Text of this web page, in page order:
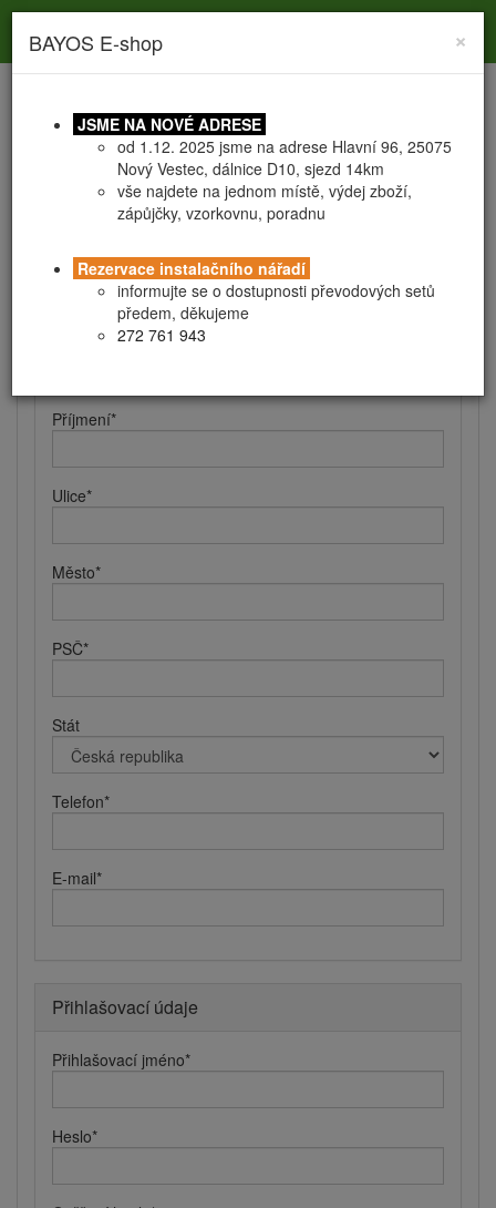
navigation
Registrace
Kontaktní a fakturační údaje
Jméno*
Příjmení*
Ulice*
Město*
PSČ*
Stát
Telefon*
E-mail*
Přihlašovací údaje
Přihlašovací jméno*
Heslo*
×
BAYOS E-shop
JSME NA NOVÉ ADRESE
od 1.12. 2025 jsme na adrese Hlavní 96, 25075
Nový Vestec, dálnice D10, sjezd 14km
vše najdete na jednom místě, výdej zboží,
zápůjčky, vzorkovnu, poradnu
Rezervace instalačního nářadí
informujte se o dostupnosti převodových setů
předem, děkujeme
272 761 943